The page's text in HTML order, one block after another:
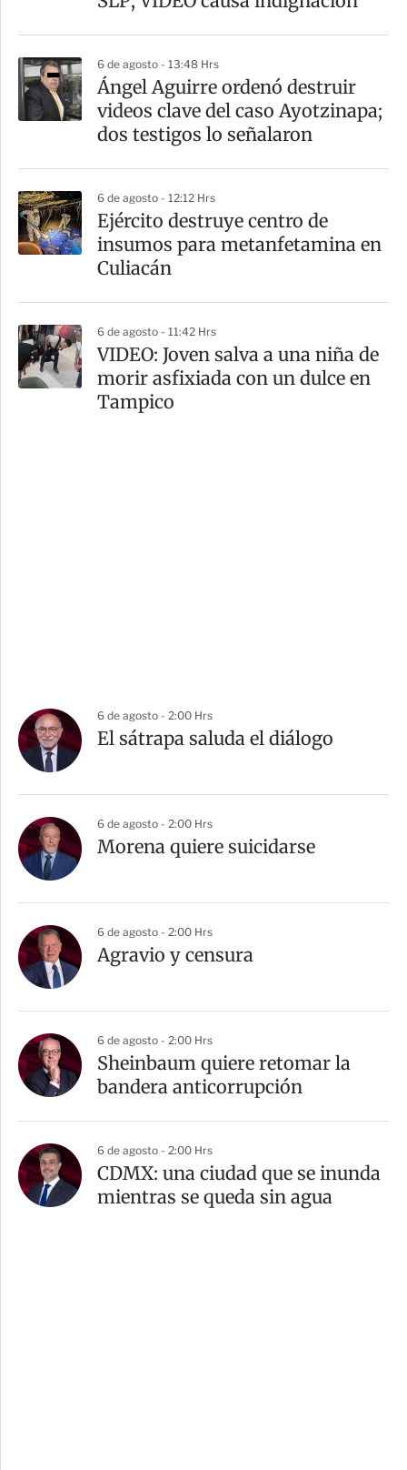
6 de agosto - 13:48 Hrs
Ángel Aguirre ordenó destruir
videos clave del caso Ayotzinapa;
dos testigos lo señalaron
6 de agosto - 12:12 Hrs
​Ejército destruye centro de
insumos para metanfetamina en
Culiacán
6 de agosto - 11:42 Hrs
VIDEO: Joven salva a una niña de
morir asfixiada con un dulce en
Tampico
6 de agosto - 2:00 Hrs
El sátrapa saluda el diálogo
6 de agosto - 2:00 Hrs
Morena quiere suicidarse
6 de agosto - 2:00 Hrs
Agravio y censura
6 de agosto - 2:00 Hrs
Sheinbaum quiere retomar la
bandera anticorrupción
6 de agosto - 2:00 Hrs
CDMX: una ciudad que se inunda
mientras se queda sin agua